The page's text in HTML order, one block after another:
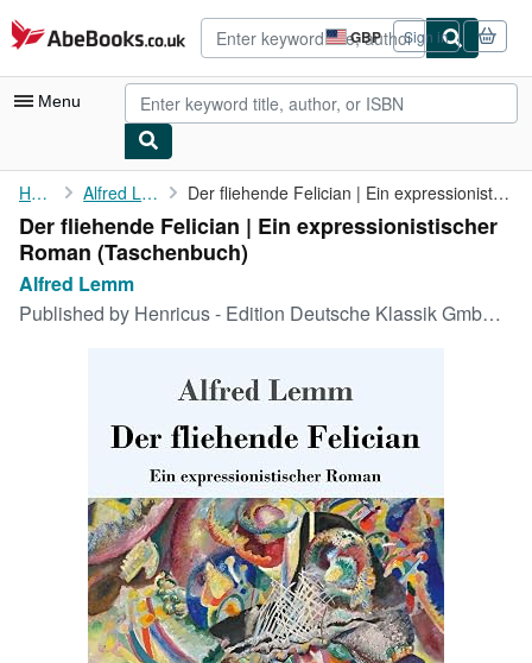
Skip to main content
AbeBooks.co.uk GBP
Site
shopping
preferences
Sign in
Menu
My Account
My Purchases
Advanced Search
Browse Collections
Start Selling
CLOSE
Home Alfred Lemm Der fliehende Felician | Ein expressionistischer Roman
Der fliehende Felician | Ein expressionistischer
Roman (Taschenbuch)
Alfred Lemm
Published by Henricus - Edition Deutsche Klassik GmbH, Berlin, 2021